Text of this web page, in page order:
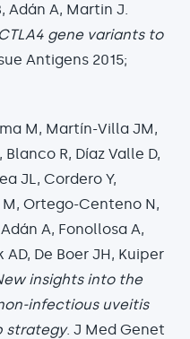
Adán A, Martin J.
gene variants to
Antigens 2015;
M, Martín-Villa JM,
R, Díaz Valle D,
JL, Cordero Y,
Ortego-Centeno N,
A, Fonollosa A,
AD, De Boer JH, Kuiper
insights into the
infectious uveitis
strategy. J Med Genet